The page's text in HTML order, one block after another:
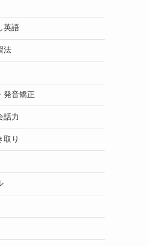
英語
法
発音矯正
話力
取り